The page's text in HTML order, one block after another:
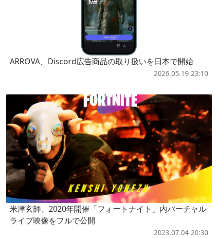
ARROVA、Discord広告商品の取り扱いを日本で開始
2026.05.19 23:10
米津玄師、2020年開催「フォートナイト」内バーチャル
ライブ映像をフルで公開
2023.07.04 20:30